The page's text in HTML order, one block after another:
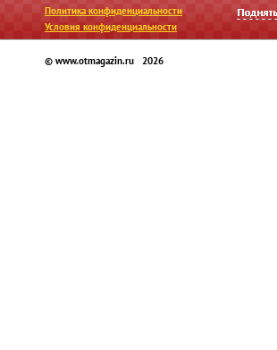
Политика конфиденциальности
Условия конфиденциальности
© www.otmagazin.ru 2026